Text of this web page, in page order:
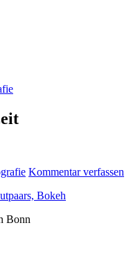
Kommentar verfassen
Bonn